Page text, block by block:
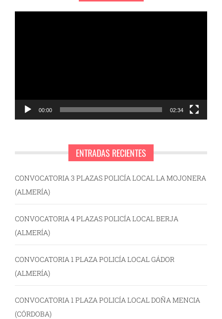
00:00 02:34
ENTRADAS RECIENTES
CONVOCATORIA 3 PLAZAS POLICÍA LOCAL LA MOJONERA
(ALMERÍA)
CONVOCATORIA 4 PLAZAS POLICÍA LOCAL BERJA
(ALMERÍA)
CONVOCATORIA 1 PLAZA POLICÍA LOCAL GÁDOR
(ALMERÍA)
CONVOCATORIA 1 PLAZA POLICÍA LOCAL DOÑA MENCIA
(CÓRDOBA)